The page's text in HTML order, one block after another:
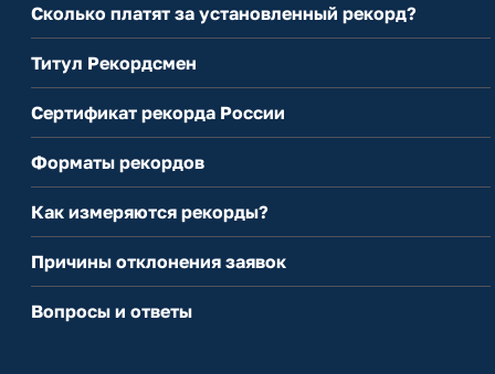
Сколько платят за установленный рекорд?
Титул Рекордсмен
Сертификат рекорда России
Форматы рекордов
Как измеряются рекорды?
Причины отклонения заявок
Вопросы и ответы